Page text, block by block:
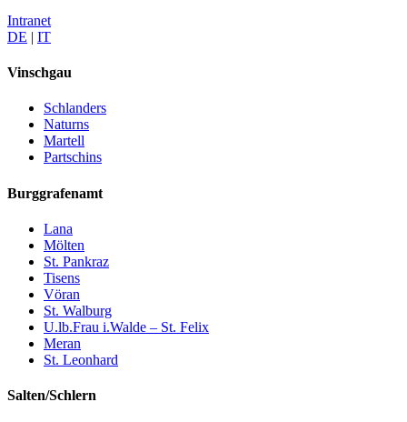
Intranet
DE | IT
Vinschgau
Schlanders
Naturns
Martell
Partschins
Burggrafenamt
Lana
Mölten
St. Pankraz
Tisens
Vöran
St. Walburg
U.lb.Frau i.Walde – St. Felix
Meran
St. Leonhard
Salten/Schlern